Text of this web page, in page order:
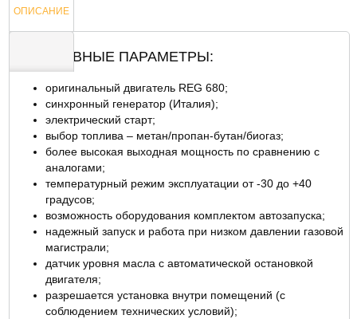
ОПИСАНИЕ
ОТЗЫВЫ
ОСНОВНЫЕ ПАРАМЕТРЫ:
оригинальный двигатель REG 680;
синхронный генератор (Италия);
электрический старт;
выбор топлива – метан/пропан-бутан/биогаз;
более высокая выходная мощность по сравнению с
аналогами;
температурный режим эксплуатации от -30 до +40
градусов;
возможность оборудования комплектом автозапуска;
надежный запуск и работа при низком давлении газовой
магистрали;
датчик уровня масла с автоматической остановкой
двигателя;
разрешается установка внутри помещений (с
соблюдением технических условий);